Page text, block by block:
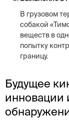
В грузовом
собакой
веществ в
попытку
границу.
Будущее
инновации